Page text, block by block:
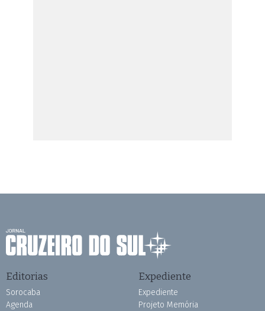
Editorias
Sorocaba
Agenda
Expediente
Expediente
Projeto Memória